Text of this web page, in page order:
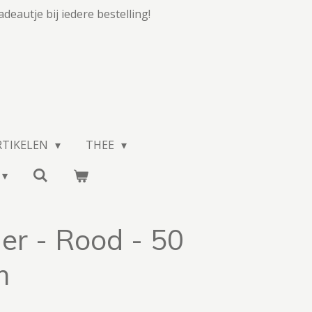
bij iedere bestelling!
THEE
- Rood - 50